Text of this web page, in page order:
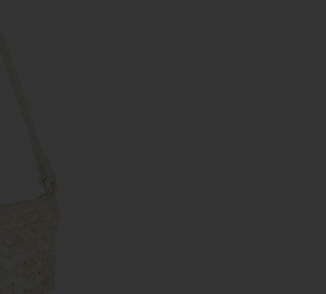
BOLSO CAMPBELL